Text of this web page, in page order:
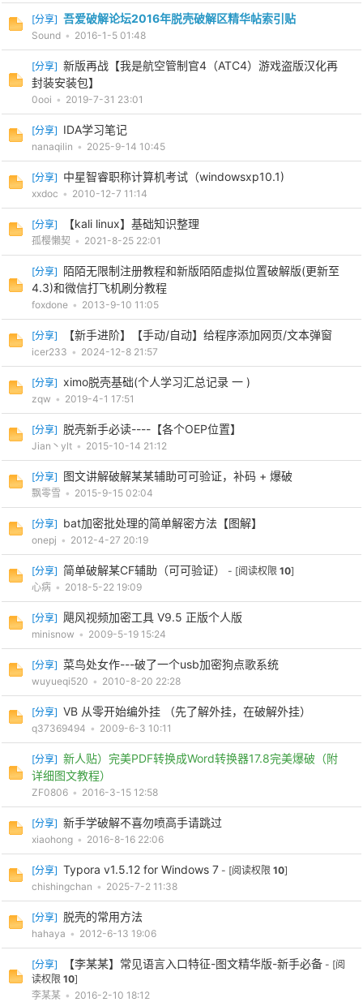
52
jie.
cn
[分享] 吾爱破解论坛2016年脱壳破解区精华帖索引贴
Sound • 2016-1-5 01:48
[分享] 新版再战【我是航空管制官4（ATC4）游戏盗版汉化再
封装安装包】
0ooi • 2019-7-31 23:01
[分享] IDA学习笔记
nanaqilin • 2025-9-14 10:45
[分享] 中星智睿职称计算机考试（windowsxp10.1)
xxdoc • 2010-12-7 11:14
[分享] 【kali linux】基础知识整理
孤樱懶契 • 2021-8-25 22:01
[分享] 陌陌无限制注册教程和新版陌陌虚拟位置破解版(更新至
4.3)和微信打飞机刷分教程
foxdone • 2013-9-10 11:05
[分享] 【新手进阶】【手动/自动】给程序添加网页/文本弹窗
icer233 • 2024-12-8 21:57
[分享] ximo脱壳基础(个人学习汇总记录 一 )
zqw • 2019-4-1 17:51
[分享] 脱壳新手必读----【各个OEP位置】
Jian丶ylt • 2015-10-14 21:12
[分享] 图文讲解破解某某辅助可可验证，补码 + 爆破
飘零雪 • 2015-9-15 02:04
[分享] bat加密批处理的简单解密方法【图解】
onepj • 2012-4-27 20:19
[分享] 简单破解某CF辅助（可可验证） - [阅读权限 10]
心病 • 2018-5-22 19:09
[分享] 飓风视频加密工具 V9.5 正版个人版
minisnow • 2009-5-19 15:24
[分享] 菜鸟处女作---破了一个usb加密狗点歌系统
wuyueqi520 • 2010-8-20 22:28
[分享] VB 从零开始编外挂 （先了解外挂，在破解外挂）
q37369494 • 2009-6-3 10:11
[分享] 新人贴）完美PDF转换成Word转换器17.8完美爆破（附
详细图文教程）
ZF0806 • 2016-3-15 12:58
[分享] 新手学破解不喜勿喷高手请跳过
xiaohong • 2016-8-16 22:06
[分享] Typora v1.5.12 for Windows 7 - [阅读权限 10]
chishingchan • 2025-7-2 11:38
[分享] 脱壳的常用方法
hahaya • 2012-6-13 19:06
[分享] 【李某某】常见语言入口特征-图文精华版-新手必备 - [阅
读权限 10]
李某某 • 2016-2-10 18:12